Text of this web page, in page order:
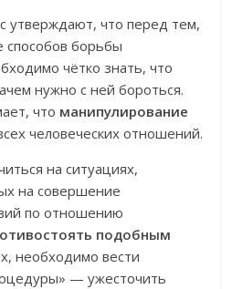
утверждают, что перед тем,
способов борьбы
чётко знать, что
нужно с ней бороться.
что манипулирование
человеческих отношений.
на ситуациях,
на совершение
по отношению
подобным
необходимо вести
— ужесточить